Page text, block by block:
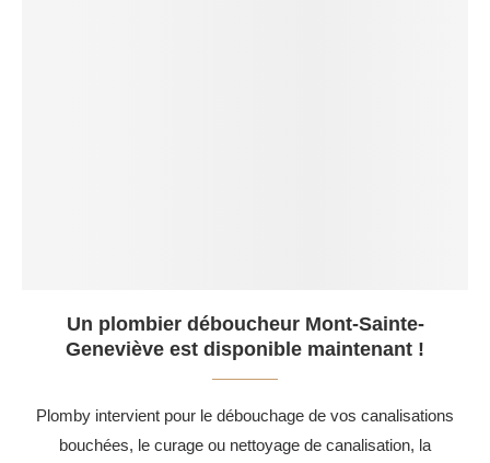
Un plombier déboucheur Mont-Sainte-
Geneviève est disponible maintenant !
Plomby intervient pour le débouchage de vos canalisations
bouchées, le curage ou nettoyage de canalisation, la